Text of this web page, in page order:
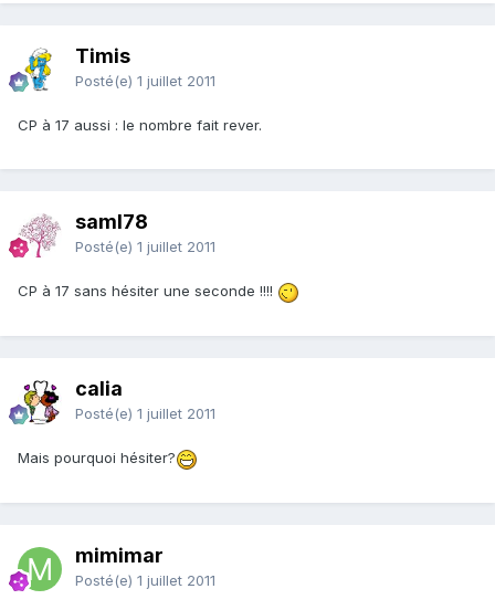
Timis
Posté(e) 1 juillet 2011
CP à 17 aussi : le nombre fait rever.
saml78
Posté(e) 1 juillet 2011
CP à 17 sans hésiter une seconde !!!!
calia
Posté(e) 1 juillet 2011
Mais pourquoi hésiter?
mimimar
Posté(e) 1 juillet 2011